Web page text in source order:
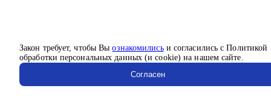
Закон требует, чтобы Выознакомилисьи согласились с Политикой
обработки персональных данных (и cookie) на нашем сайте.
Согласен